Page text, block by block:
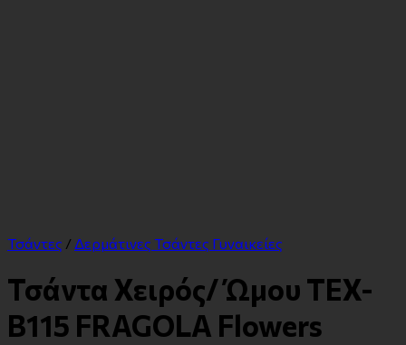
Τσάντες / Δερμάτινες Τσάντες Γυναικείες
Τσάντα Χειρός/ Ώμου TEX-
B115 FRAGOLA Flowers